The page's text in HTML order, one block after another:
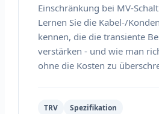
Einschränkung bei MV-
Lernen Sie die Kabel-/
kennen, die die transiente
verstärken - und wie man
ohne die Kosten zu
TRV Spezifikation